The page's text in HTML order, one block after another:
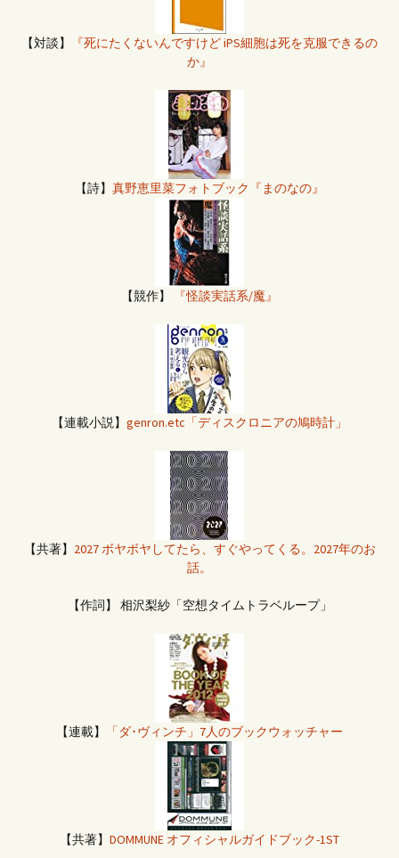
【対談】
『死にたくないんですけど iPS細胞は死を克服できるの
か』
【詩】 真野恵里菜フォトブック『まのなの』
【競作】 『怪談実話系/魔』
【連載小説】 genron.etc「ディスクロニアの鳩時計」
【共著】 2027 ボヤボヤしてたら、すぐやってくる。2027年のお
話。
【作詞】 相沢梨紗「空想タイムトラベループ」
【連載】 「ダ･ヴィンチ」7人のブックウォッチャー
【共著】 DOMMUNE オフィシャルガイドブック-1ST